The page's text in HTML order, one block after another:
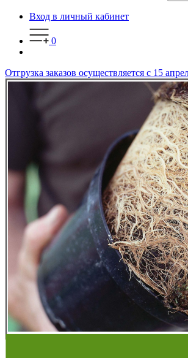
Вход в личный кабинет
0
Отгрузка заказов осуществляется с 15